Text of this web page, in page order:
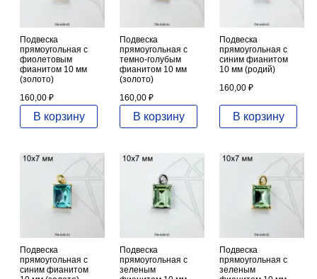
Подвеска
прямоугольная с
фиолетовым
фианитом 10 мм
(золото)
160,00 ₽
В корзину
Подвеска
прямоугольная с
темно-голубым
фианитом 10 мм
(золото)
160,00 ₽
В корзину
Подвеска
прямоугольная с
синим фианитом
10 мм (родий)
160,00 ₽
В корзину
Подвеска
прямоугольная с
синим фианитом
Подвеска
прямоугольная с
зеленым
Подвеска
прямоугольная с
зеленым